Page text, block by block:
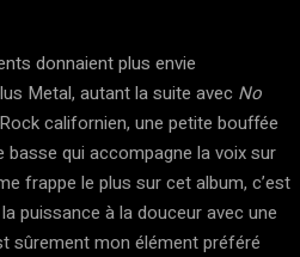
donnaient plus envie
Metal, autant la suite avec No
californien, une petite bouffée
qui accompagne la voix sur
frappe le plus sur cet album, c’est
puissance à la douceur avec une
sûrement mon élément préféré